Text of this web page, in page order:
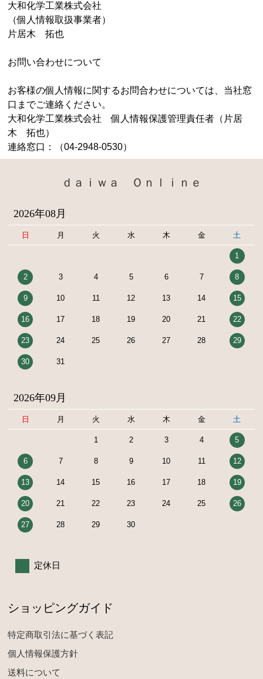
大和化学工業株式会社
（個人情報取扱事業者）
片居木 拓也
お問い合わせについて
お客様の個人情報に関するお問合わせについては、当社窓
口までご連絡ください。
大和化学工業株式会社 個人情報保護管理責任者（片居
木 拓也）
連絡窓口：（04-2948-0530）
ｄａｉｗａ Ｏｎｌｉｎｅ
2026年08月
日 月 火 水 木 金 土
1
2 3 4 5 6 7 8
9 10 11 12 13 14 15
16 17 18 19 20 21 22
23 24 25 26 27 28 29
30 31
2026年09月
日 月 火 水 木 金 土
1 2 3 4 5
6 7 8 9 10 11 12
13 14 15 16 17 18 19
20 21 22 23 24 25 26
27 28 29 30
定休日
ショッピングガイド
特定商取引法に基づく表記
個人情報保護方針
送料について